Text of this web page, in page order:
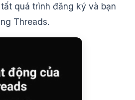
quá trình đăng ký và bạn
Threads.